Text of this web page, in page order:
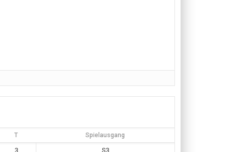
T Spielausgang
3
S3